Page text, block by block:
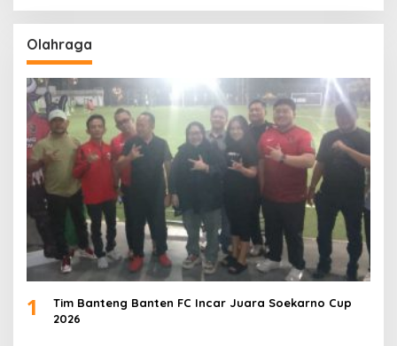
Olahraga
1
Tim Banteng Banten FC Incar Juara Soekarno Cup
2026